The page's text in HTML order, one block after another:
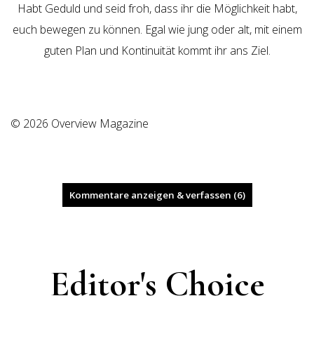
Habt Geduld und seid froh, dass ihr die Möglichkeit habt,
euch bewegen zu können. Egal wie jung oder alt, mit einem
guten Plan und Kontinuität kommt ihr ans Ziel.
© 2026 Overview Magazine
Kommentare anzeigen & verfassen (6)
Editor's Choice